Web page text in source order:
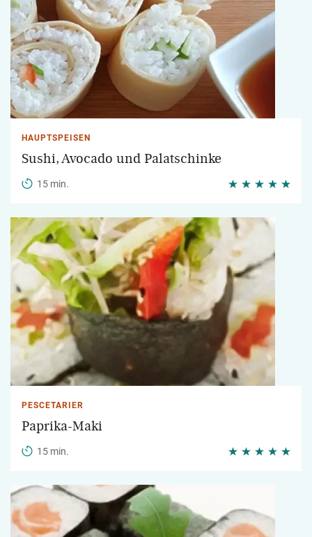
HAUPTSPEISEN
Sushi, Avocado und Palatschinke
15 min.
PESCETARIER
Paprika-Maki
15 min.